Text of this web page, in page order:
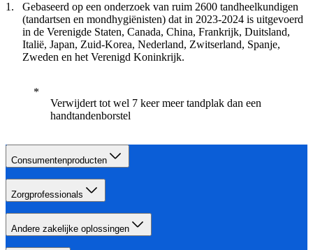
Gebaseerd op een onderzoek van ruim 2600 tandheelkundigen
(tandartsen en mondhygiënisten) dat in 2023-2024 is uitgevoerd
in de Verenigde Staten, Canada, China, Frankrijk, Duitsland,
Italië, Japan, Zuid-Korea, Nederland, Zwitserland, Spanje,
Zweden en het Verenigd Koninkrijk.
Verwijdert tot wel 7 keer meer tandplak dan een
handtandenborstel
Consumentenproducten
Zorgprofessionals
Andere zakelijke oplossingen